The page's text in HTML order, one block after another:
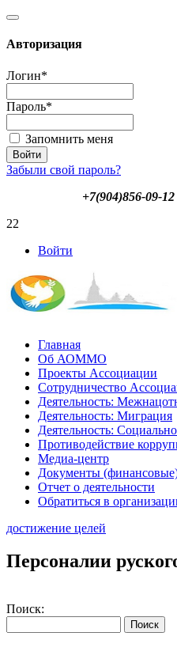
Авторизация
Логин*
Пароль*
Запомнить меня
Забыли свой пароль?
+7(904)856-09-12
22
Войти
Главная
Об АОММО
Проекты Ассоциации
Сотрудничество
Деятельность:
Деятельность: Миграция
Деятельность:
Противодействие
Медиа-центр
Документы
Отчет о деятельности
Обратиться в
достижение целей
Персоналии
Поиск: